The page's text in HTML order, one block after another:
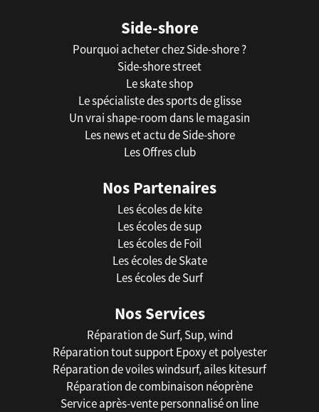
Side-shore
Pourquoi acheter chez Side-shore ?
Side-shore street
Le skate shop
Le spécialiste des sports de glisse
Un vrai shape-room dans le magasin
Les news et actu de Side-shore
Les Offres club
Nos Partenaires
Les écoles de kite
Les écoles de sup
Les écoles de Foil
Les écoles de Skate
Les écoles de Surf
Nos Services
Réparation de Surf, Sup, wind
Réparation tout support Epoxy et polyester
Réparation de voiles windsurf, ailes kitesurf
Réparation de combinaison néoprène
Service après-vente personnalisé on line